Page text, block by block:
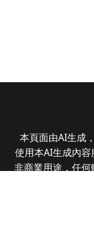
本頁面由AI生成
使用本AI生成內
非商業用途，任